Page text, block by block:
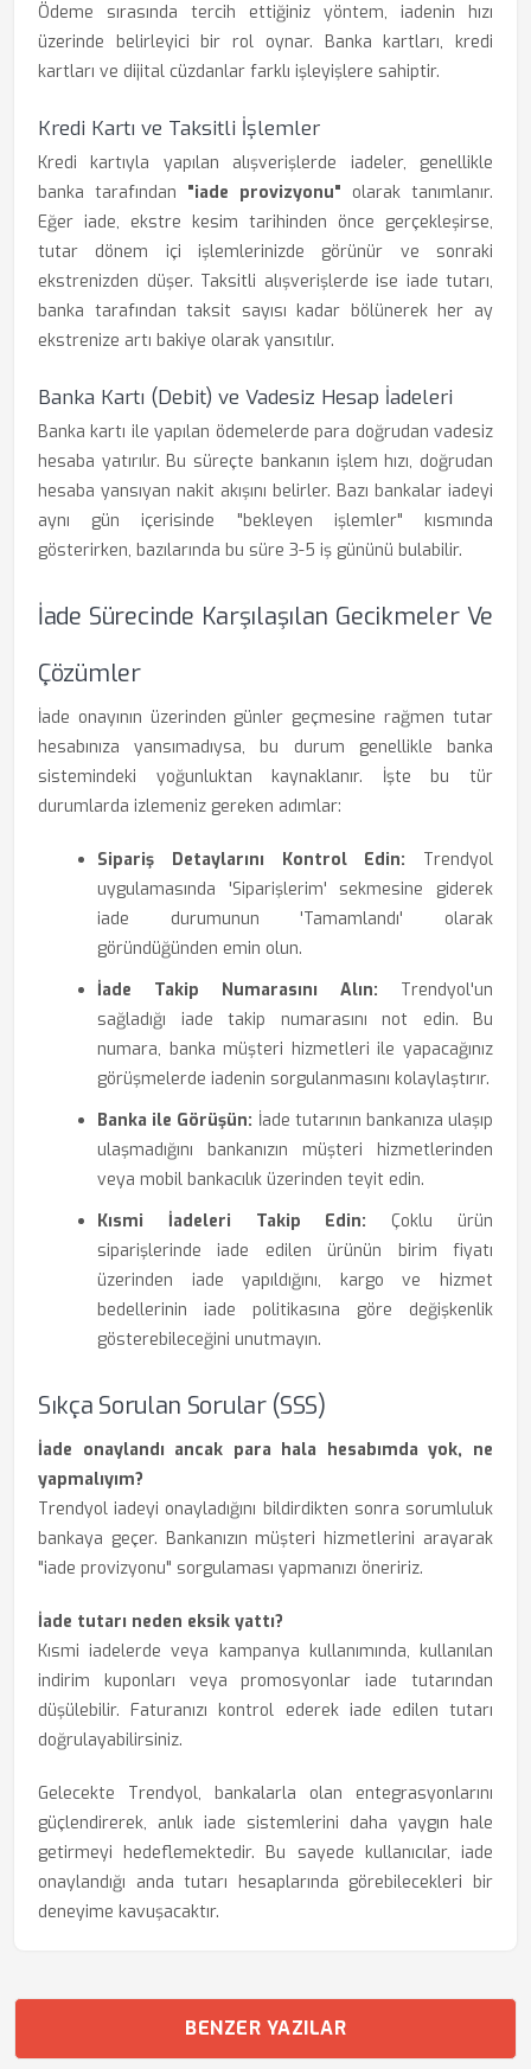
Ödeme sırasında tercih ettiğiniz yöntem, iadenin hızı
üzerinde belirleyici bir rol oynar. Banka kartları, kredi
kartları ve dijital cüzdanlar farklı işleyişlere sahiptir.
Kredi Kartı ve Taksitli İşlemler
Kredi kartıyla yapılan alışverişlerde iadeler, genellikle
banka tarafından "iade provizyonu" olarak tanımlanır.
Eğer iade, ekstre kesim tarihinden önce gerçekleşirse,
tutar dönem içi işlemlerinizde görünür ve sonraki
ekstrenizden düşer. Taksitli alışverişlerde ise iade tutarı,
banka tarafından taksit sayısı kadar bölünerek her ay
ekstrenize artı bakiye olarak yansıtılır.
Banka Kartı (Debit) ve Vadesiz Hesap İadeleri
Banka kartı ile yapılan ödemelerde para doğrudan vadesiz
hesaba yatırılır. Bu süreçte bankanın işlem hızı, doğrudan
hesaba yansıyan nakit akışını belirler. Bazı bankalar iadeyi
aynı gün içerisinde "bekleyen işlemler" kısmında
gösterirken, bazılarında bu süre 3-5 iş gününü bulabilir.
İade Sürecinde Karşılaşılan Gecikmeler Ve
Çözümler
İade onayının üzerinden günler geçmesine rağmen tutar
hesabınıza yansımadıysa, bu durum genellikle banka
sistemindeki yoğunluktan kaynaklanır. İşte bu tür
durumlarda izlemeniz gereken adımlar:
Sipariş Detaylarını Kontrol Edin: Trendyol
uygulamasında 'Siparişlerim' sekmesine giderek
iade durumunun 'Tamamlandı' olarak
göründüğünden emin olun.
İade Takip Numarasını Alın: Trendyol'un
sağladığı iade takip numarasını not edin. Bu
numara, banka müşteri hizmetleri ile yapacağınız
görüşmelerde iadenin sorgulanmasını kolaylaştırır.
Banka ile Görüşün: İade tutarının bankanıza ulaşıp
ulaşmadığını bankanızın müşteri hizmetlerinden
veya mobil bankacılık üzerinden teyit edin.
Kısmi İadeleri Takip Edin: Çoklu ürün
siparişlerinde iade edilen ürünün birim fiyatı
üzerinden iade yapıldığını, kargo ve hizmet
bedellerinin iade politikasına göre değişkenlik
gösterebileceğini unutmayın.
Sıkça Sorulan Sorular (SSS)
İade onaylandı ancak para hala hesabımda yok, ne
yapmalıyım?
Trendyol iadeyi onayladığını bildirdikten sonra sorumluluk
bankaya geçer. Bankanızın müşteri hizmetlerini arayarak
"iade provizyonu" sorgulaması yapmanızı öneririz.
İade tutarı neden eksik yattı?
Kısmi iadelerde veya kampanya kullanımında, kullanılan
indirim kuponları veya promosyonlar iade tutarından
düşülebilir. Faturanızı kontrol ederek iade edilen tutarı
doğrulayabilirsiniz.
Gelecekte Trendyol, bankalarla olan entegrasyonlarını
güçlendirerek, anlık iade sistemlerini daha yaygın hale
getirmeyi hedeflemektedir. Bu sayede kullanıcılar, iade
onaylandığı anda tutarı hesaplarında görebilecekleri bir
deneyime kavuşacaktır.
BENZER YAZILAR